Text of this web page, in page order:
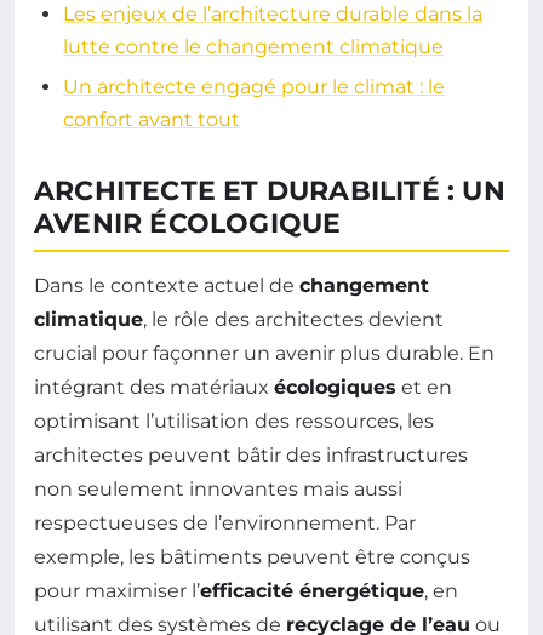
Les enjeux de l’architecture durable dans la
lutte contre le changement climatique
Un architecte engagé pour le climat : le
confort avant tout
ARCHITECTE ET DURABILITÉ : UN
AVENIR ÉCOLOGIQUE
Dans le contexte actuel de changement
climatique, le rôle des architectes devient
crucial pour façonner un avenir plus durable. En
intégrant des matériaux écologiques et en
optimisant l’utilisation des ressources, les
architectes peuvent bâtir des infrastructures
non seulement innovantes mais aussi
respectueuses de l’environnement. Par
exemple, les bâtiments peuvent être conçus
pour maximiser l’efficacité énergétique, en
utilisant des systèmes de recyclage de l’eau ou